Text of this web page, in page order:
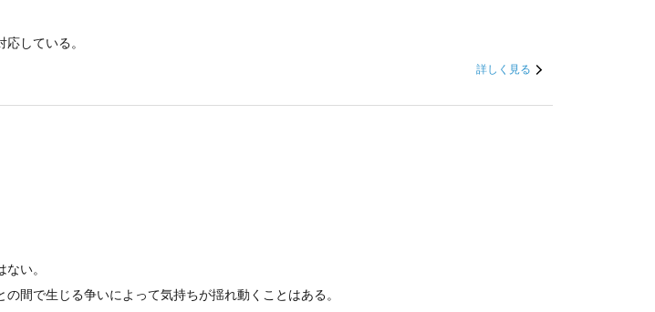
している。
詳しく見る
い。
間で生じる争いによって気持ちが揺れ動くことはある。